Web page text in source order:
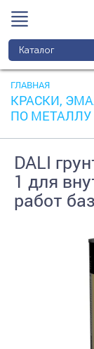
Каталог
ГЛАВНАЯ
КРАСКИ,
ПО
DALI
1 для
работ